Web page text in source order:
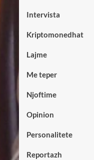
Intervista
Kriptomonedhat
Lajme
Me teper
Njoftime
Opinion
Personalitete
Reportazh